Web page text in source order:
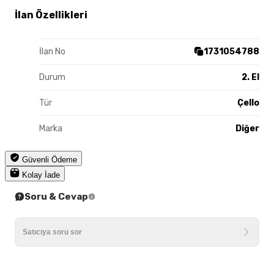
İlan Özellikleri
İlan No 1731054788
Durum 2. El
Tür Çello
Marka Diğer
Güvenli Ödeme
Kolay İade
Soru & Cevap